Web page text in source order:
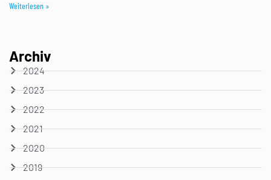
Weiterlesen »
Archiv
2024
2023
2022
2021
2020
2019